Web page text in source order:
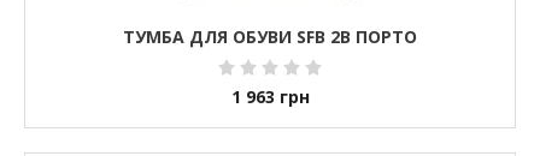
ТУМБА ДЛЯ ОБУВИ SFB 2B ПОРТО
1 963 грн